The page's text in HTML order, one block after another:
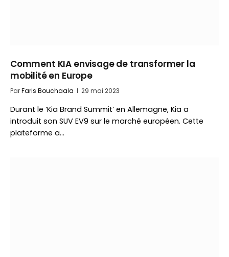
Comment KIA envisage de transformer la
mobilité en Europe
ParFaris Bouchaala 29 mai 2023
Durant le ‘Kia Brand Summit’ en Allemagne, Kia a
introduit son SUV EV9 sur le marché européen. Cette
plateforme a…